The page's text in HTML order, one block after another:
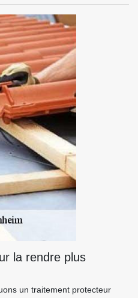
la rendre plus
un traitement protecteur